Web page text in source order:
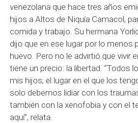
venezolana que hace tres años
hijos a Altos de Niquía Camacol,
comida y trabajo. Su hermana
dijo que en ese lugar por lo menos
huevo. Pero no le advirtió que vivir
tiene un precio: la libertad. “Todos
mis hijos; el lugar en el que los
solo debemos lidiar con los
también con la xenofobia y con el
aquí”, relata.